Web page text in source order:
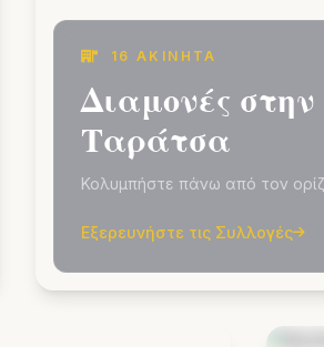
16 ΑΚΊΝΗΤΑ
Διαμονές στην
Ταράτσα
Κολυμπήστε πάνω από τον
Εξερευνήστε τις Συλλογές